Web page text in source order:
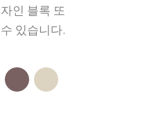
인 블록 또
있습니다.